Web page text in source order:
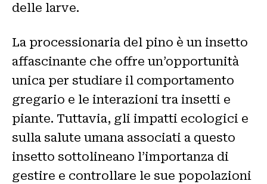
delle larve.
La processionaria del pino è un insetto
affascinante che offre un’opportunità
unica per studiare il comportamento
gregario e le interazioni tra insetti e
piante. Tuttavia, gli impatti ecologici e
sulla salute umana associati a questo
insetto sottolineano l’importanza di
gestire e controllare le sue popolazioni